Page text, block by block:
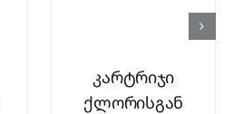
კარტრიჯი
ქლორისგან